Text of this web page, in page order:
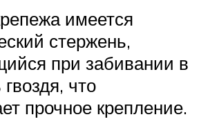
имеется
стержень,
при забивании в
что
прочное крепление.